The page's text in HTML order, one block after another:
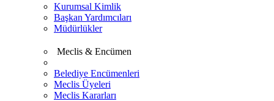
Kurumsal Kimlik
Başkan Yardımcıları
Müdürlükler
Meclis & Encümen
Belediye Encümenleri
Meclis Üyeleri
Meclis Kararları